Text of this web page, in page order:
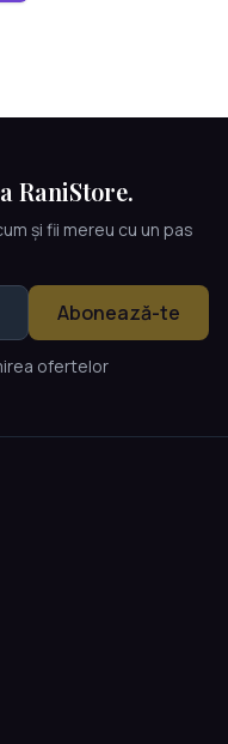
RaniStore.
și fii mereu cu un pas
Abonează-te
ofertelor